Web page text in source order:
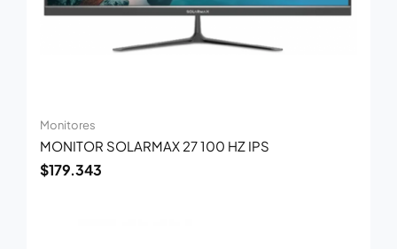
Monitores
MONITOR SOLARMAX 27 100 HZ IPS
$179.343